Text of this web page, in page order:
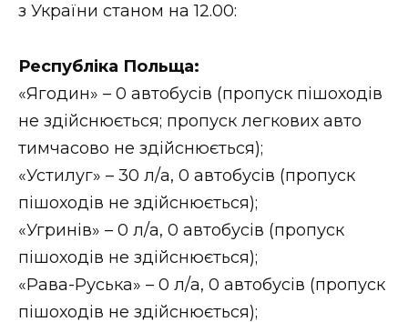
НОВИНИ ЗАХІДНОЇ УКРАЇНИ
ФОТО
ВІДЕО
з України станом на 12.00:
Республіка Польща:
«Ягодин» – 0 автобусів (пропуск пішоходів
не здійснюється; пропуск легкових авто
тимчасово не здійснюється);
«Устилуг» – 30 л/а, 0 автобусів (пропуск
пішоходів не здійснюється);
«Угринів» – 0 л/а, 0 автобусів (пропуск
пішоходів не здійснюється);
«Рава-Руська» – 0 л/а, 0 автобусів (пропуск
пішоходів не здійснюється);